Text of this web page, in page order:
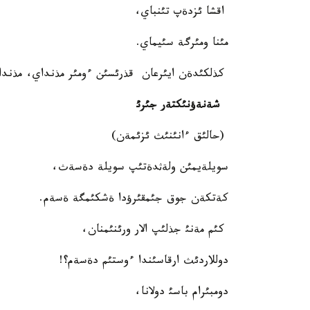
اقشا ئزدةپ تئنباي،
مئنا ومئرگة سئيماي.
كذلكئدةن ايئرعان قذرئسئن ءومئر مذنداي،
شةنةؤنئكتةر جئرئ
(حالئق ءانئنئث ئزئمةن)
سويلةيمئن ولةثدةتئپ سويلة دةسةث،
كةتكةن جوق جئمقئرؤدا ةشكئمگة ةسةم.
كئم مةنئ جذلئپ الار ورئنئمنان،
دوللاردئث ارقاسئندا ءوستئم دةسةم؟!
دومبئرام باسئ دولانا،